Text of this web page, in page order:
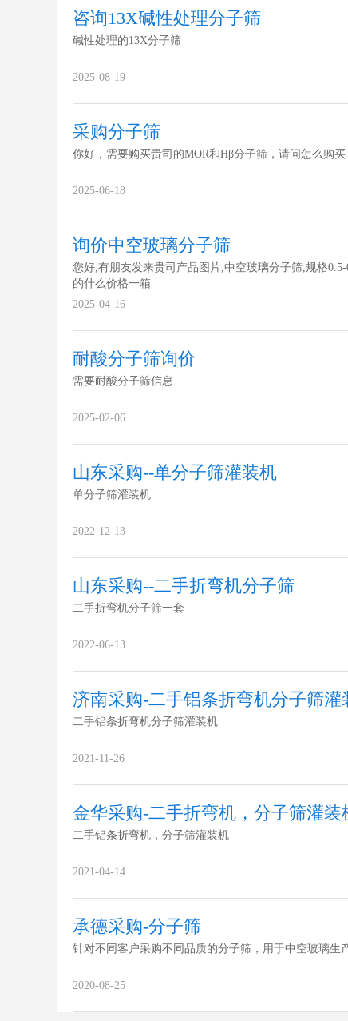
咨询13X碱性处理分子筛
碱性处理的13X分子筛
2025-08-19
采购分子筛
你好，需要购买贵司的MOR和Hβ分子筛，请问怎么购买
2025-06-18
询价中空玻璃分子筛
您好,有朋友发来贵司产品图片,中空玻璃分子筛,规格0.5-
的什么价格一箱
2025-04-16
耐酸分子筛询价
需要耐酸分子筛信息
2025-02-06
山东采购--单分子筛灌装机
单分子筛灌装机
2022-12-13
山东采购--二手折弯机分子筛
二手折弯机分子筛一套
2022-06-13
济南采购-二手铝条折弯机分子筛灌
二手铝条折弯机分子筛灌装机
2021-11-26
金华采购-二手折弯机，分子筛灌装
二手铝条折弯机，分子筛灌装机
2021-04-14
承德采购-分子筛
针对不同客户采购不同品质的分子筛，用于中空玻璃生
2020-08-25